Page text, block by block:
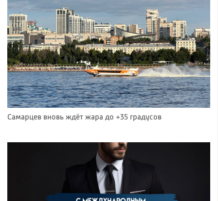
Самарцев вновь ждёт жара до +35 градусов